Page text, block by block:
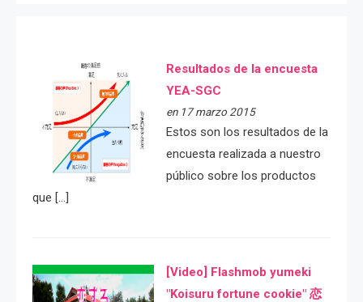
Resultados de la encuesta
YEA-SGC
en 17 marzo 2015
Estos son los resultados de la
encuesta realizada a nuestro
público sobre los productos
que […]
[Video] Flashmob yumeki
"Koisuru fortune cookie" 恋